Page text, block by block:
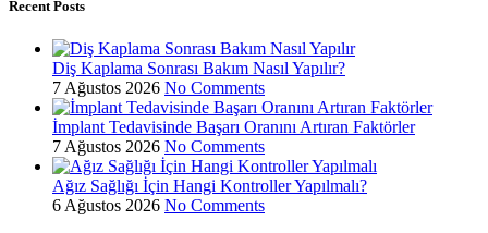
Recent Posts
Diş Kaplama Sonrası Bakım Nasıl Yapılır?
7 Ağustos 2026 No Comments
İmplant Tedavisinde Başarı Oranını Artıran Faktörler
7 Ağustos 2026 No Comments
Ağız Sağlığı İçin Hangi Kontroller Yapılmalı?
6 Ağustos 2026 No Comments